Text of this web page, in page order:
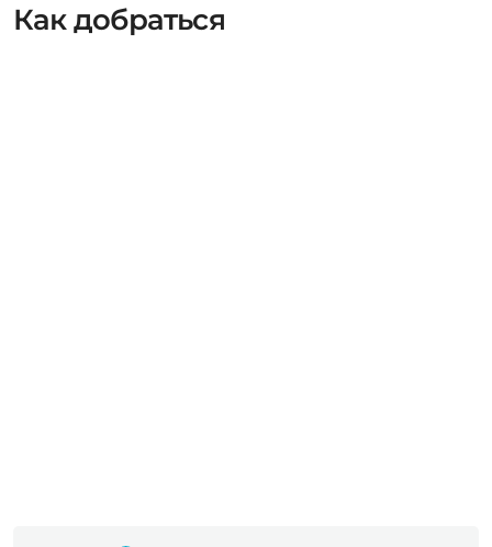
Как добраться